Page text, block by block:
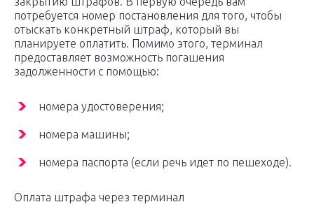
потребуется номер постановления для того, чтобы
отыскать конкретный штраф, который вы
планируете оплатить. Помимо этого, терминал
предоставляет возможность погашения
задолженности с помощью:
номера удостоверения;
номера машины;
номера паспорта (если речь идет по пешеходе).
Оплата штрафа через терминал